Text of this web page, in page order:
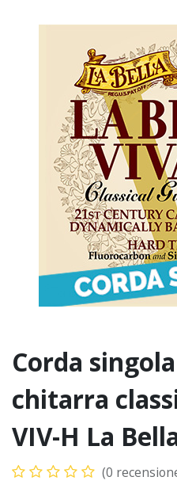
Corda
chitarra
VIV-H La
(0